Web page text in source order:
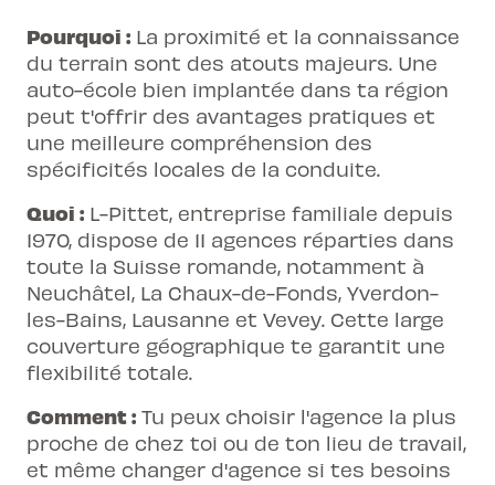
Pourquoi : La proximité et la connaissance
du terrain sont des atouts majeurs. Une
auto-école bien implantée dans ta région
peut t'offrir des avantages pratiques et
une meilleure compréhension des
spécificités locales de la conduite.
Quoi : L-Pittet, entreprise familiale depuis
1970, dispose de 11 agences réparties dans
toute la Suisse romande, notamment à
Neuchâtel, La Chaux-de-Fonds, Yverdon-
les-Bains, Lausanne et Vevey. Cette large
couverture géographique te garantit une
flexibilité totale.
Comment : Tu peux choisir l'agence la plus
proche de chez toi ou de ton lieu de travail,
et même changer d'agence si tes besoins